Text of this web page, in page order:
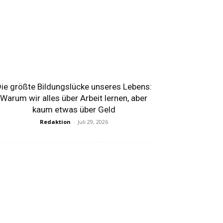
größte Bildungslücke unseres Lebens:
Warum wir alles über Arbeit lernen, aber
kaum etwas über Geld
Redaktion - Juli 29, 2026